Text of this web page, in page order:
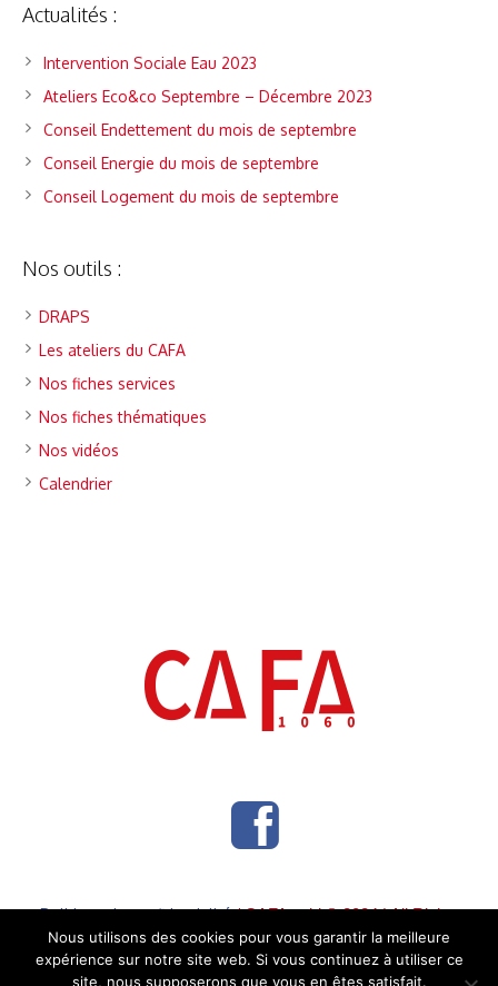
Actualités :
Intervention Sociale Eau 2023
Ateliers Eco&co Septembre – Décembre 2023
Conseil Endettement du mois de septembre
Conseil Energie du mois de septembre
Conseil Logement du mois de septembre
Nos outils :
DRAPS
Les ateliers du CAFA
Nos fiches services
Nos fiches thématiques
Nos vidéos
Calendrier
Politique de confidentialité/ CAFA asbl © 2024 | All Rights
Reserved
Nous utilisons des cookies pour vous garantir la meilleure
expérience sur notre site web. Si vous continuez à utiliser ce
site, nous supposerons que vous en êtes satisfait.